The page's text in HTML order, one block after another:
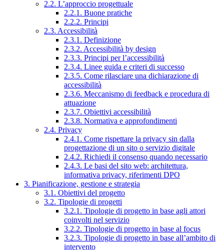
2.2. L’approccio progettuale
2.2.1. Buone pratiche
2.2.2. Principi
2.3. Accessibilità
2.3.1. Definizione
2.3.2. Accessibilità by design
2.3.3. Principi per l’accessibilità
2.3.4. Linee guida e criteri di successo
2.3.5. Come rilasciare una dichiarazione di
accessibilità
2.3.6. Meccanismo di feedback e procedura di
attuazione
2.3.7. Obiettivi accessibilità
2.3.8. Normativa e approfondimenti
2.4. Privacy
2.4.1. Come rispettare la privacy sin dalla
progettazione di un sito o servizio digitale
2.4.2. Richiedi il consenso quando necessario
2.4.3. Le basi del sito web: architettura,
informativa privacy, riferimenti DPO
3. Pianificazione, gestione e strategia
3.1. Obiettivi del progetto
3.2. Tipologie di progetti
3.2.1. Tipologie di progetto in base agli attori
coinvolti nel servizio
3.2.2. Tipologie di progetto in base al focus
3.2.3. Tipologie di progetto in base all’ambito di
intervento